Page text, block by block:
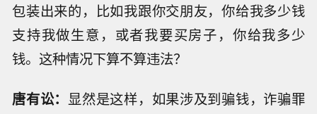
包装出来的，比如我跟你交朋友，你给我多少钱
支持我做生意，或者我要买房子，你给我多少
钱。这种情况下算不算违法？
唐有讼： 显然是这样，如果涉及到骗钱，诈骗罪